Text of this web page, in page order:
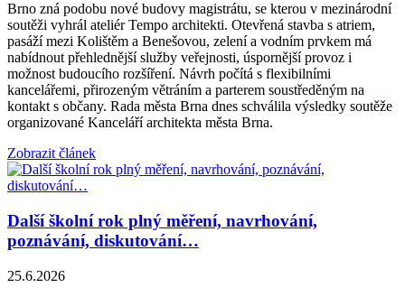
Brno zná podobu nové budovy magistrátu, se kterou v mezinárodní
soutěži vyhrál ateliér Tempo architekti. Otevřená stavba s atriem,
pasáží mezi Kolištěm a Benešovou, zelení a vodním prvkem má
nabídnout přehlednější služby veřejnosti, úspornější provoz i
možnost budoucího rozšíření. Návrh počítá s flexibilními
kancelářemi, přirozeným větráním a parterem soustředěným na
kontakt s občany. Rada města Brna dnes schválila výsledky soutěže
organizované Kanceláří architekta města Brna.
Zobrazit článek
Další školní rok plný měření, navrhování,
poznávání, diskutování…
25.6.2026